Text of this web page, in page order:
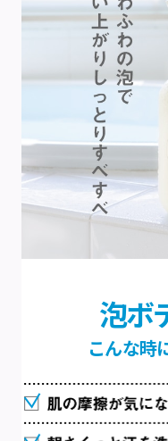
泡ボ
こんな時